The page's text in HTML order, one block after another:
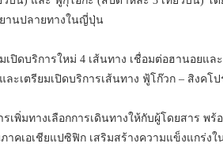
านปลายทางในญี่ปุ่น
เปิดบริการใหม่ 4 เส้นทาง เชื่อมต่อฮานอยแ
ละเตรียมเปิดบริการเส้นทาง ฟู้โก๊วก – สิงคโ
เพิ่มทางเลือกการเดินทางให้กับผู้โดยสาร พ
คเอเชียแปซิฟิก เสริมสร้างความแข็งแกร่ง